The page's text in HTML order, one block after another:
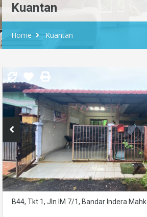
Kuantan
Home Kuantan
B44, Tkt 1, Jln IM 7/1, Bandar Indera